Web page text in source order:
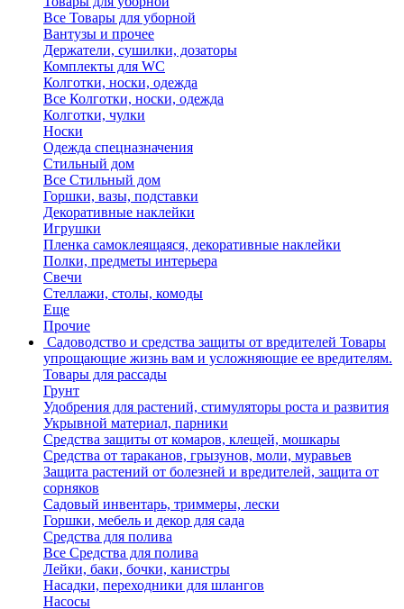
Все Товары для уборной
Вантузы и прочее
Держатели, сушилки, дозаторы
Комплекты для WC
Колготки, носки, одежда
Все Колготки, носки, одежда
Колготки, чулки
Носки
Одежда спецназначения
Стильный дом
Все Стильный дом
Горшки, вазы, подставки
Декоративные наклейки
Игрушки
Пленка самоклеящаяся, декоративные наклейки
Полки, предметы интерьера
Свечи
Стеллажи, столы, комоды
Еще
Прочие
Садоводство и средства защиты от вредителей Товары
упрощающие жизнь вам и усложняющие ее вредителям.
Товары для рассады
Грунт
Удобрения для растений, стимуляторы роста и развития
Укрывной материал, парники
Средства защиты от комаров, клещей, мошкары
Средства от тараканов, грызунов, моли, муравьев
Защита растений от болезней и вредителей, защита от
сорняков
Садовый инвентарь, триммеры, лески
Горшки, мебель и декор для сада
Средства для полива
Все Средства для полива
Лейки, баки, бочки, канистры
Насадки, переходники для шлангов
Насосы